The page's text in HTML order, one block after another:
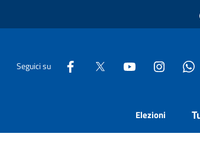
Seguici su
Elezioni